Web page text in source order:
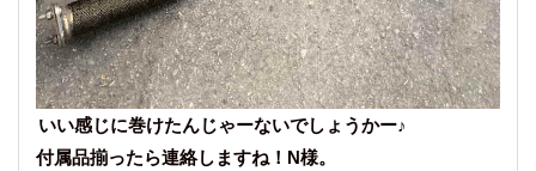
いい感じに巻けたんじゃーないでしょうかー♪
付属品揃ったら連絡しますね！N様。